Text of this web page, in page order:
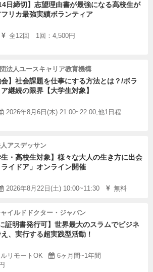
日締切】志望理由書が最強になる高校生が
リカ最強実績ボランティア
全12回 1回：4,500円
法人ユースキャリア教育機構
会】社会課題を仕事にする方法とは？/ボラ
継続の限界【大学生対象】
2026年8月6日(木) 21:00~22:00,他1日程
アスデッサン
生・高校生対象】様々な大人の生き方に出会
ライドア」オンライン開催
2026年8月22日(土) 10:00~11:30 無料
イルドドクター・ジャパン
証明書発行可】世界最大のスラムでビジネ
、実行する超実践型活動！
リモートOK
6ヶ月間~1年間